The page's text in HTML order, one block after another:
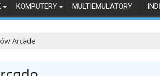
KOMPUTERY MULTIEMULATORY
Arcade